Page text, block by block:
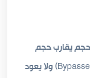
يقارب حجم
بيضة. أما الجزء الأكبر من المعدة فيتم تجاوزه (Bypassed) ولا يعود